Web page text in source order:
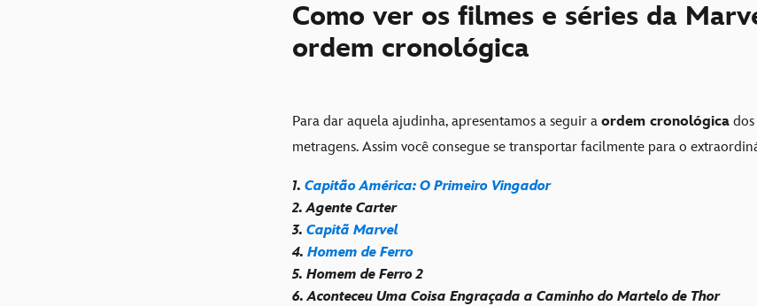
Como ver os filmes e séries da
ordem cronológica
Para dar aquela ajudinha, apresentamos a seguir a ordem cronológica
metragens. Assim você consegue se transportar facilmente para o
1. Capitão América: O Primeiro Vingador
2. Agente Carter
3. Capitã Marvel
4. Homem de Ferro
5. Homem de Ferro 2
6. Aconteceu Uma Coisa Engraçada a Caminho do Martelo de Thor